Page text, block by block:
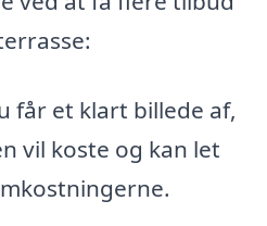
får et klart billede af,
vil koste og kan let